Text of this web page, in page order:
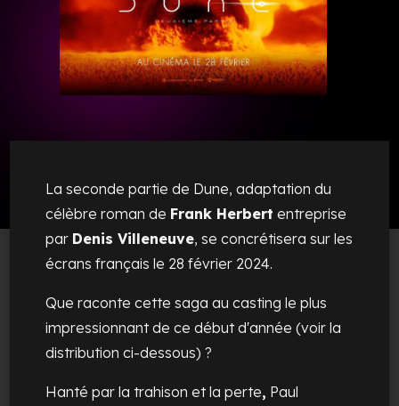
La seconde partie de Dune, adaptation du
célèbre roman de Frank Herbert entreprise
par Denis Villeneuve, se concrétisera sur les
écrans français le 28 février 2024.
Que raconte cette saga au casting le plus
impressionnant de ce début d'année (voir la
distribution ci-dessous) ?
Hanté par la trahison et la perte, Paul